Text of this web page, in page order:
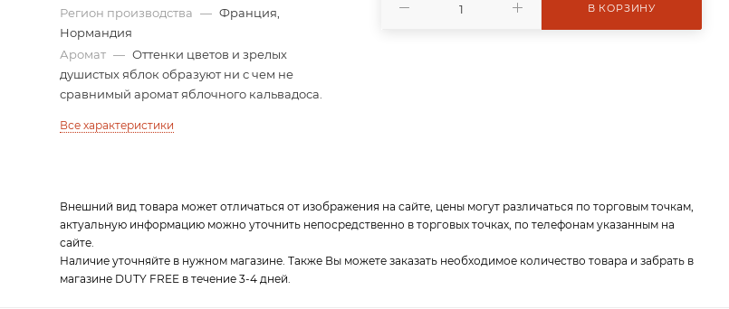
Регион производства — Франция,
Нормандия
Аромат — Оттенки цветов и зрелых
душистых яблок образуют ни с чем не
сравнимый аромат яблочного кальвадоса.
Все характеристики
В КОРЗИНУ
Внешний вид товара может отличаться от изображения на сайте, цены могут различаться по торговым точкам,
актуальную информацию можно уточнить непосредственно в торговых точках, по телефонам указанным на
сайте.
Наличие уточняйте в нужном магазине. Также Вы можете заказать необходимое количество товара и забрать в
магазине DUTY FREE в течение 3-4 дней.